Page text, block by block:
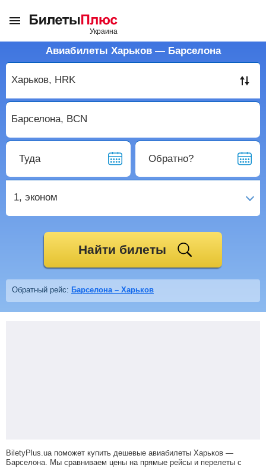
Авиабилеты Харьков — Барселона
Туда Обратно?
1, эконом
Найти билеты
Обратный рейс: Барселона – Харьков
BiletyPlus.ua поможет купить дешевые авиабилеты Харьков —
Барселона. Мы сравниваем цены на прямые рейсы и перелеты с